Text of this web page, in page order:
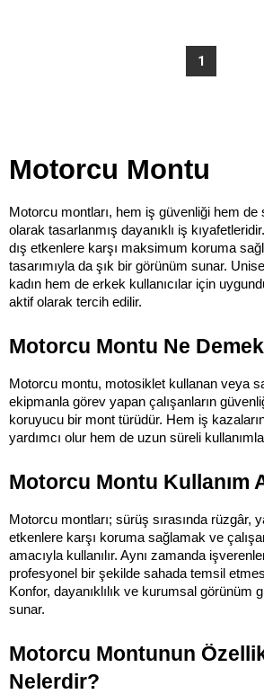
1
Motorcu Montu
Motorcu montları, hem iş güvenliği hem de
olarak tasarlanmış dayanıklı iş
dış etkenlere karşı maksimum koruma
tasarımıyla da şık bir görünüm sunar.
kadın hem de erkek kullanıcılar için
aktif olarak tercih edilir.
Motorcu Montu Ne
Motorcu montu, motosiklet kullanan veya
ekipmanla görev yapan çalışanların
koruyucu bir mont türüdür. Hem iş
yardımcı olur hem de uzun süreli
Motorcu Montu Kullanım
Motorcu montları; sürüş sırasında rüzgâr,
etkenlere karşı koruma sağlamak ve
amacıyla kullanılır. Aynı zamanda
profesyonel bir şekilde sahada temsil
Konfor, dayanıklılık ve kurumsal görünüm
sunar.
Motorcu Montunun
Nelerdir?